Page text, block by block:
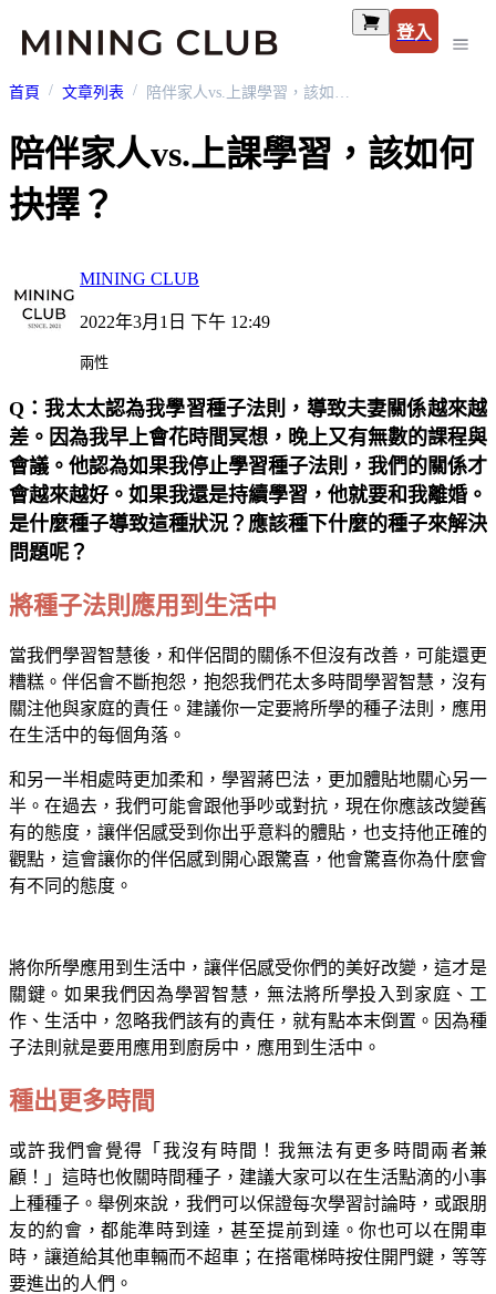
登入
首頁 文章列表 陪伴家人vs.上課學習，該如何抉擇？
陪伴家人vs.上課學習，該如何
抉擇？
MINING CLUB
2022年3月1日 下午 12:49
兩性
Q：我太太認為我學習種子法則，導致夫妻關係越來越
差。因為我早上會花時間冥想，晚上又有無數的課程與
會議。他認為如果我停止學習種子法則，我們的關係才
會越來越好。如果我還是持續學習，他就要和我離婚。
是什麼種子導致這種狀況？應該種下什麼的種子來解決
問題呢？
將種子法則應用到生活中
當我們學習智慧後，和伴侶間的關係不但沒有改善，可能還更
糟糕。伴侶會不斷抱怨，抱怨我們花太多時間學習智慧，沒有
關注他與家庭的責任。建議你一定要將所學的種子法則，應用
在生活中的每個角落。
和另一半相處時更加柔和，學習蔣巴法，更加體貼地關心另一
半。在過去，我們可能會跟他爭吵或對抗，現在你應該改變舊
有的態度，讓伴侶感受到你出乎意料的體貼，也支持他正確的
觀點，這會讓你的伴侶感到開心跟驚喜，他會驚喜你為什麼會
有不同的態度。
將你所學應用到生活中，讓伴侶感受你們的美好改變，這才是
關鍵。如果我們因為學習智慧，無法將所學投入到家庭、工
作、生活中，忽略我們該有的責任，就有點本末倒置。因為種
子法則就是要用應用到廚房中，應用到生活中。
種出更多時間
或許我們會覺得「我沒有時間！我無法有更多時間兩者兼
顧！」這時也攸關時間種子，建議大家可以在生活點滴的小事
上種種子。舉例來說，我們可以保證每次學習討論時，或跟朋
友的約會，都能準時到達，甚至提前到達。你也可以在開車
時，讓道給其他車輛而不超車；在搭電梯時按住開門鍵，等等
要進出的人們。